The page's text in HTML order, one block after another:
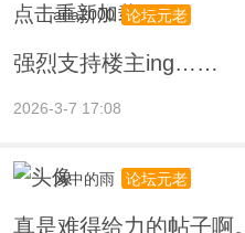
点击重新加载
aria2000 论坛元老
强烈支持楼主ing……
2026-3-7 17:08
风中的雨 论坛元老
真是难得给力的帖子啊。